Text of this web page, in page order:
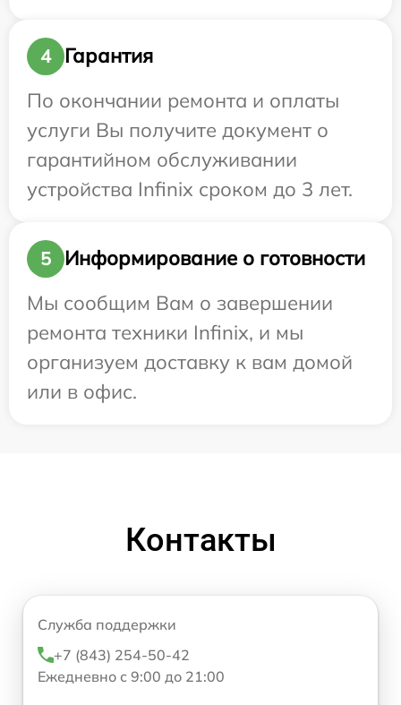
4
Гарантия
По окончании ремонта и оплаты
услуги Вы получите документ о
гарантийном обслуживании
устройства Infinix сроком до 3 лет.
5
Информирование о готовности
Мы сообщим Вам о завершении
ремонта техники Infinix, и мы
организуем доставку к вам домой
или в офис.
Контакты
Служба поддержки
+7 (843) 254-50-42
Ежедневно с 9:00 до 21:00